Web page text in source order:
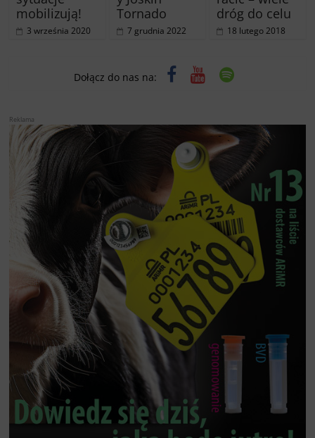
mobilizują!
3 września 2020
Tornado
7 grudnia 2022
dróg do celu
18 lutego 2018
Dołącz do nas na:
Reklama